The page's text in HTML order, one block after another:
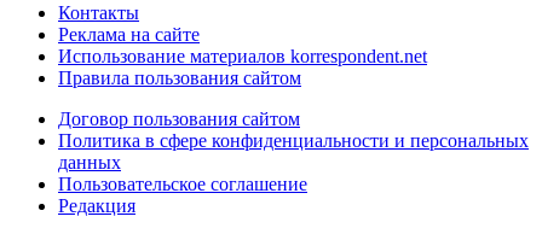
Контакты
Реклама на сайте
Использование материалов korrespondent.net
Правила пользования сайтом
Договор пользования сайтом
Политика в сфере конфиденциальности и персональных
данных
Пользовательское соглашение
Редакция